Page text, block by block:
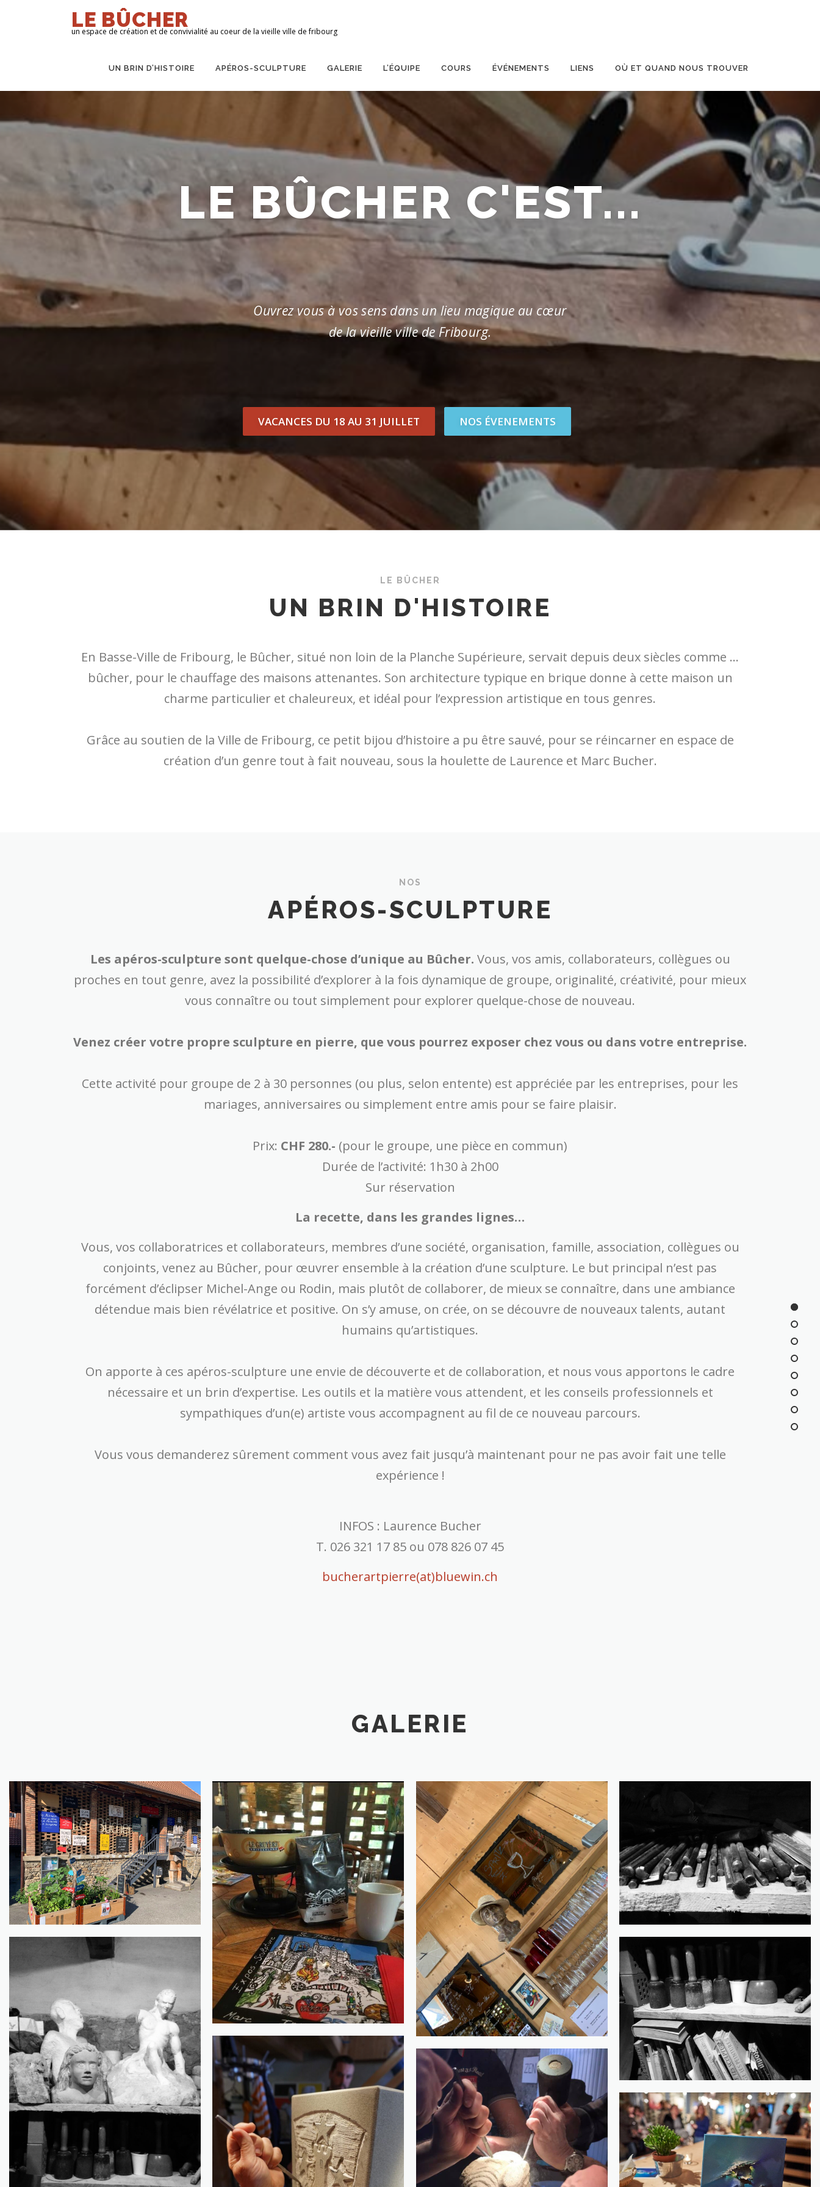
LE BÛCHER
un espace de création et de convivialité au coeur de la vieille ville de fribourg
UN BRIN D’HISTOIRE APÉROS-SCULPTURE GALERIE L’ÉQUIPE COURS ÉVÉNEMENTS LIENS OÙ ET QUAND NOUS TROUVER
LE BÛCHER C'EST...
TOUCHER
Ouvrez vous à vos sens dans un lieu magique au cœur
de la vieille ville de Fribourg.
VACANCES DU 18 AU 31 JUILLET NOS ÉVENEMENTS
LE BÛCHER
UN BRIN D'HISTOIRE
En Basse-Ville de Fribourg, le Bûcher, situé non loin de la Planche Supérieure, servait depuis deux siècles comme …
bûcher, pour le chauffage des maisons attenantes. Son architecture typique en brique donne à cette maison un
charme particulier et chaleureux, et idéal pour l’expression artistique en tous genres.
Grâce au soutien de la Ville de Fribourg, ce petit bijou d’histoire a pu être sauvé, pour se réincarner en espace de
création d’un genre tout à fait nouveau, sous la houlette de Laurence et Marc Bucher.
NOS
APÉROS-SCULPTURE
Les apéros-sculpture sont quelque-chose d’unique au Bûcher. Vous, vos amis, collaborateurs, collègues ou
proches en tout genre, avez la possibilité d’explorer à la fois dynamique de groupe, originalité, créativité, pour mieux
vous connaître ou tout simplement pour explorer quelque-chose de nouveau.
Venez créer votre propre sculpture en pierre, que vous pourrez exposer chez vous ou dans votre entreprise.
Cette activité pour groupe de 2 à 30 personnes (ou plus, selon entente) est appréciée par les entreprises, pour les
mariages, anniversaires ou simplement entre amis pour se faire plaisir.
Prix: CHF 280.- (pour le groupe, une pièce en commun)
Durée de l’activité: 1h30 à 2h00
Sur réservation
La recette, dans les grandes lignes…
Vous, vos collaboratrices et collaborateurs, membres d’une société, organisation, famille, association, collègues ou
conjoints, venez au Bûcher, pour œuvrer ensemble à la création d’une sculpture. Le but principal n’est pas
forcément d’éclipser Michel-Ange ou Rodin, mais plutôt de collaborer, de mieux se connaître, dans une ambiance
détendue mais bien révélatrice et positive. On s’y amuse, on crée, on se découvre de nouveaux talents, autant
humains qu’artistiques.
On apporte à ces apéros-sculpture une envie de découverte et de collaboration, et nous vous apportons le cadre
nécessaire et un brin d’expertise. Les outils et la matière vous attendent, et les conseils professionnels et
sympathiques d’un(e) artiste vous accompagnent au fil de ce nouveau parcours.
Vous vous demanderez sûrement comment vous avez fait jusqu’à maintenant pour ne pas avoir fait une telle
expérience !
INFOS : Laurence Bucher
T. 026 321 17 85 ou 078 826 07 45
bucherartpierre(at)bluewin.ch
GALERIE